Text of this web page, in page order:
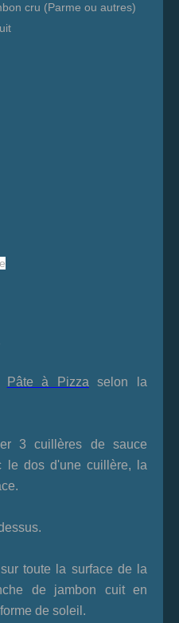
cru (Parme ou autres)
Pâte à Pizza selon la
3 cuillères de sauce
le dos d'une cuillère, la
toute la surface de la
de jambon cuit en
de soleil.